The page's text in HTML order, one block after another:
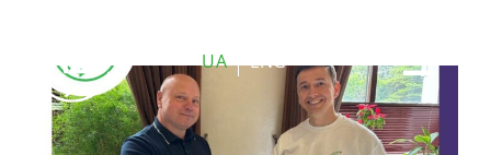
content
UA ENG
ПОШУК